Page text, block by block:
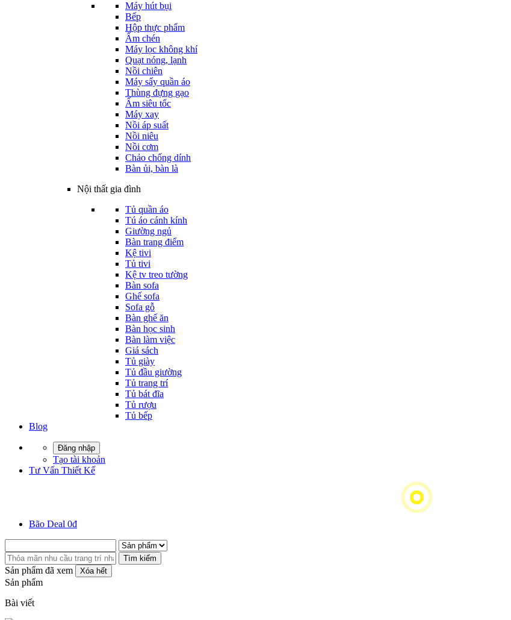
Máy hút bụi
Bếp
Hộp thực phẩm
Ấm chén
Máy lọc không khí
Quạt nóng, lạnh
Nồi chiên
Máy sấy quần áo
Thùng đựng gạo
Ấm siêu tốc
Máy xay
Nồi áp suất
Nồi niêu
Nồi cơm
Chảo chống dính
Bàn ủi, bàn là
Nội thất gia đình
Tủ quần áo
Tú áo cánh kính
Giường ngủ
Bàn trang điểm
Kệ tivi
Tủ tivi
Kệ tv treo tường
Bàn sofa
Ghế sofa
Sofa gỗ
Bàn ghế ăn
Bàn học sinh
Bàn làm việc
Giá sách
Tủ giày
Tủ đầu giường
Tủ trang trí
Tủ bát đĩa
Tủ rượu
Tủ bếp
Blog
Đăng nhập
Tạo tài khoản
Tư Vấn Thiết Kế
Bão Deal 0đ
Tìm kiếm
Sản phẩm đã xem Xóa hết
Sản phẩm
Bài viết